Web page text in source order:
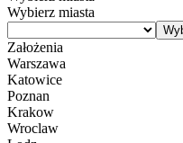
Wybierz miasta
Założenia
Warszawa
Katowice
Poznan
Krakow
Wroclaw